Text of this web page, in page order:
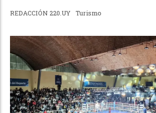
REDACCIÓN 220.UY Turismo